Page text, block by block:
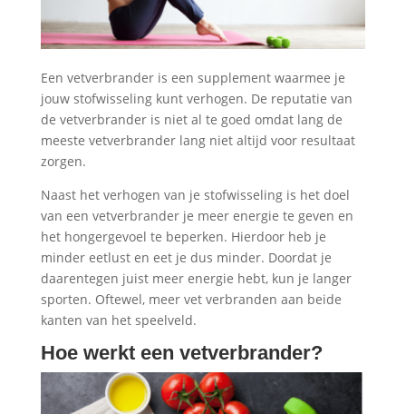
Een vetverbrander is een supplement waarmee je
jouw stofwisseling kunt verhogen. De reputatie van
de vetverbrander is niet al te goed omdat lang de
meeste vetverbrander lang niet altijd voor resultaat
zorgen.
Naast het verhogen van je stofwisseling is het doel
van een vetverbrander je meer energie te geven en
het hongergevoel te beperken. Hierdoor heb je
minder eetlust en eet je dus minder. Doordat je
daarentegen juist meer energie hebt, kun je langer
sporten. Oftewel, meer vet verbranden aan beide
kanten van het speelveld.
Hoe werkt een vetverbrander?